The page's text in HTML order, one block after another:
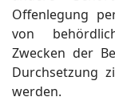
Offenlegung
von
Zwecken der
Durchsetzung
werden.